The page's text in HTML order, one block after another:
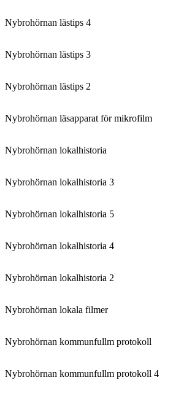
Nybrohörnan lästips 4
Nybrohörnan lästips 3
Nybrohörnan lästips 2
Nybrohörnan läsapparat för mikrofilm
Nybrohörnan lokalhistoria
Nybrohörnan lokalhistoria 3
Nybrohörnan lokalhistoria 5
Nybrohörnan lokalhistoria 4
Nybrohörnan lokalhistoria 2
Nybrohörnan lokala filmer
Nybrohörnan kommunfullm protokoll
Nybrohörnan kommunfullm protokoll 4